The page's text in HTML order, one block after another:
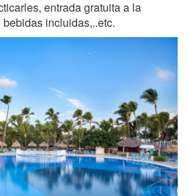
entrada gratuita a la
incluidas,..etc.